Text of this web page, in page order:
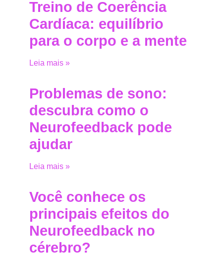
Treino de Coerência
Cardíaca: equilíbrio
para o corpo e a mente
Leia mais »
Problemas de sono:
descubra como o
Neurofeedback pode
ajudar
Leia mais »
Você conhece os
principais efeitos do
Neurofeedback no
cérebro?